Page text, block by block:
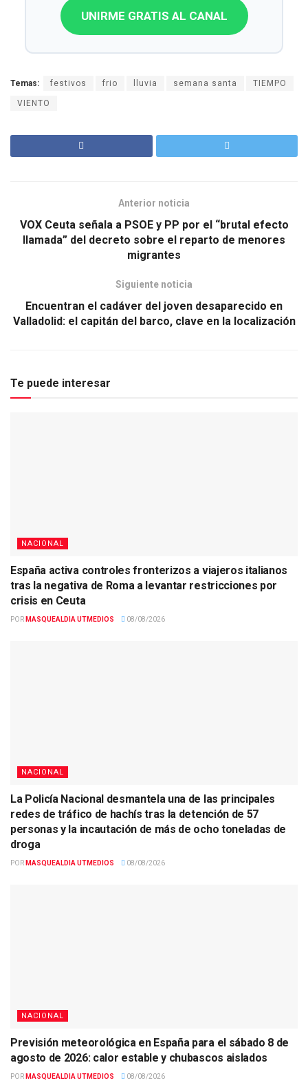
UNIRME GRATIS AL CANAL
Temas: festivos frio lluvia semana santa TIEMPO
VIENTO
Anterior noticia
VOX Ceuta señala a PSOE y PP por el “brutal efecto
llamada” del decreto sobre el reparto de menores
migrantes
Siguiente noticia
Encuentran el cadáver del joven desaparecido en
Valladolid: el capitán del barco, clave en la localización
Te puede interesar
NACIONAL
España activa controles fronterizos a viajeros italianos
tras la negativa de Roma a levantar restricciones por
crisis en Ceuta
POR MASQUEALDIA UTMEDIOS 08/08/2026
NACIONAL
La Policía Nacional desmantela una de las principales
redes de tráfico de hachís tras la detención de 57
personas y la incautación de más de ocho toneladas de
droga
POR MASQUEALDIA UTMEDIOS 08/08/2026
NACIONAL
Previsión meteorológica en España para el sábado 8 de
agosto de 2026: calor estable y chubascos aislados
POR MASQUEALDIA UTMEDIOS 08/08/2026